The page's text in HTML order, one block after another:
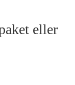
eller